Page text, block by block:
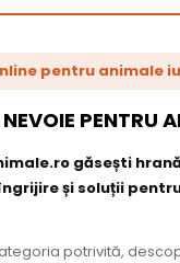
pentru animale
PENTRU
găsești
și soluții
potrivită,